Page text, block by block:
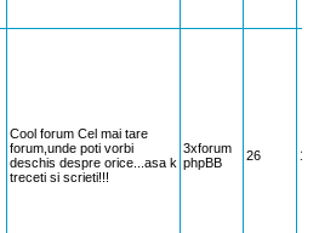
Cool forum Cel mai tare
forum,unde poti vorbi
deschis despre orice...asa k
treceti si scrieti!!!
3xforum
phpBB
26